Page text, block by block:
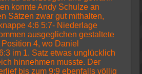
konnte Andy Schulze an
Sätzen zwar gut mithalten,
4:6 5:7- Niederlage
ausgeglichen gestaltete
4, wo Daniel
im 1. Satz etwas unglücklich
hinnehmen musste. Der
bis zum 9:9 ebenfalls völlig